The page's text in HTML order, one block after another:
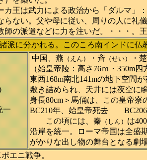
王は武力による政治から「ダルマ」
らない。父や母に従い、周りの人に
師の派遣などに力を注いだ。・・・。
派に分かれる。このころ南インドに仏
一
中国、燕 （えん） ・斉 （せい）
・楚
（始皇帝陵：高さ76ｍ・350m
東西168m南北141mの地下空間
敷き詰められ、天井には夜空に
身長80cm＞馬俑は、この皇帝
BC210年、始皇帝死去 BC206
この頃には、 秦 （しん） は
沿岸を統一。ローマ帝国は全盛
がかりな出し物の舞台となる劇
エニ戦争。